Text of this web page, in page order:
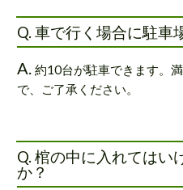
Q. 車で行く場合に駐車
A.約10台が駐車できます。
で、ご了承ください。
Q. 棺の中に入れてはい
か？